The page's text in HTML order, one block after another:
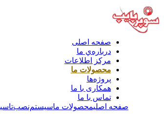
صفحه اصلی
درباره‌ي ما
مركز اطلاعات
محصولات ما
پروژه‌ها
همکاری با ما
تماس با ما
صفحه اصلیمحصولات ما